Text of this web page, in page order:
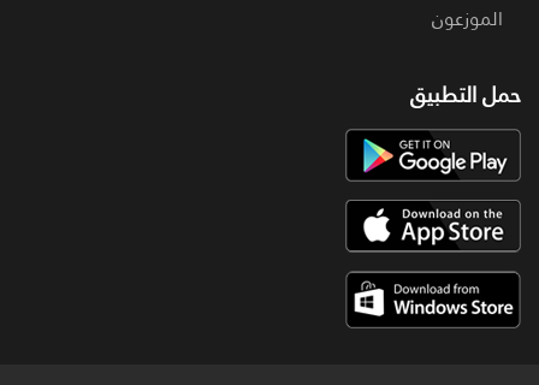
الموزعون
حمل التطبيق